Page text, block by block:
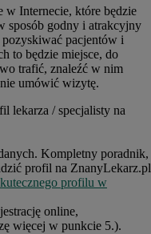
Internecie, które będzie
sposób godny i atrakcyjny
pacjentów i
to będzie miejsce, do
trafić, znaleźć w nim
umówić wizytę.
lekarza / specjalisty na
Kompletny poradnik,
profil na ZnanyLekarz.pl
profilu w
online,
więcej w punkcie 5.).